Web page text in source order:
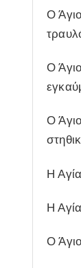
Ο
Ο
Ο
Η
Η
Ο